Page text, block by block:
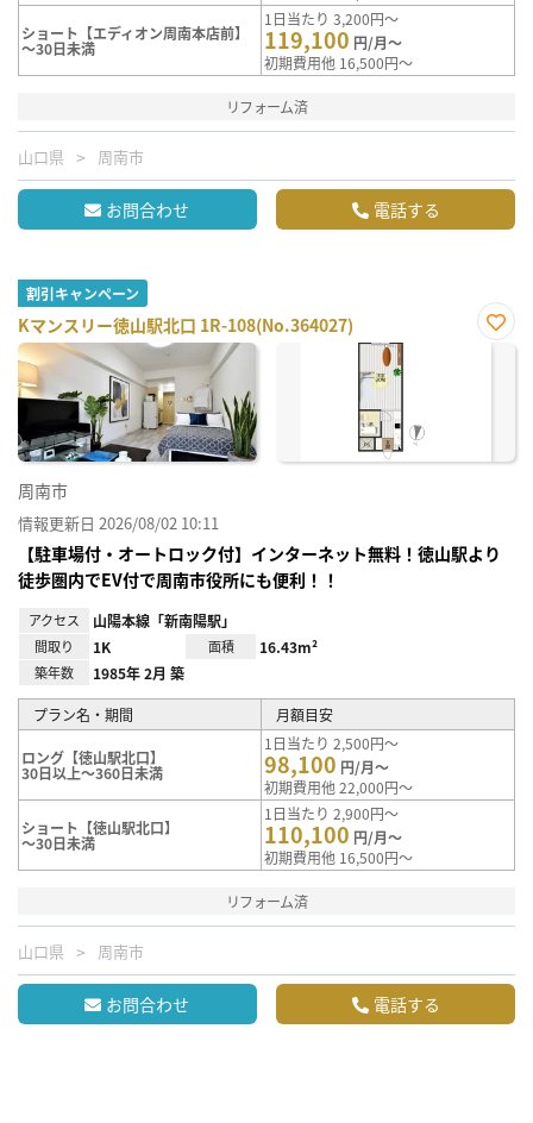
ショート【エディオン周南本店前】
～30日未満
1日当たり 3,200円～
119,100 円/月～
初期費用他 16,500円～
リフォーム済
山口県 周南市
お問合わせ 電話する
割引キャンペーン
Kマンスリー徳山駅北口 1R-108(No.364027)
お気
周南市
情報更新日 2026/08/02 10:11
【駐車場付・オートロック付】インターネット無料！徳山駅より
徒歩圏内でEV付で周南市役所にも便利！！
アクセス 山陽本線「新南陽駅」
間取り 1K 面積 16.43m²
築年数 1985年 2月 築
プラン名・期間 月額目安
ロング【徳山駅北口】
30日以上～360日未満
1日当たり 2,500円～
98,100 円/月～
初期費用他 22,000円～
ショート【徳山駅北口】
～30日未満
1日当たり 2,900円～
110,100 円/月～
初期費用他 16,500円～
リフォーム済
山口県 周南市
お問合わせ 電話する